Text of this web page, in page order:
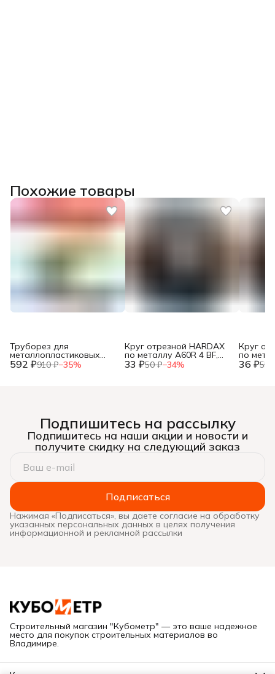
Похожие товары
592 ₽910 ₽−35%
Труборез для
металлопластиковых
труб, до 42мм, (шт.) 33 ₽50 ₽−34%
Круг отрезной HARDAX
по металлу A60R 4 BF,
125 х 1,2 х 22 мм, (шт.) 36 ₽55
Круг
по
125 х
Подпишитесь на рассылку
Подпишитесь на наши акции и новости и
получите скидку на следующий заказ
Подписаться
Нажимая «Подписаться», вы даете согласие на обработку
указанных персональных данных в целях получения
информационной и рекламной рассылки
Строительный магазин "Кубометр" — это ваше надежное
место для покупок строительных материалов во
Владимире.